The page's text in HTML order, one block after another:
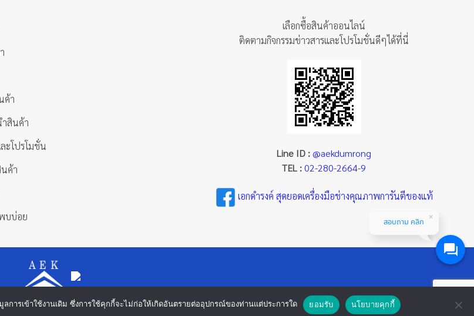
ค้า
สินค้า
ะโปรโมชั่น
ค้า
บบ่อย
เลือกซื้อสินค้าออนไลน์
ติดตามกิจกรรมข่าวสารและโปรโมชั่นดีๆได้ที่นี่
Line ID : @aekdumrong
TEL :02-280-2664-9
เอกดำรงค์ สุดยอดเครื่องมือช่างคุณภาพการันตีของแท้
2026 ©บริษัท เอกดำรงค์แมชชีนทูลส์ จำกัด
การเข้าใช้งานเดิม ซึ่งการใช้คุกกี้จะไม่ก่อให้เกิดอันตรายต่ออุปกรณ์ของท่านแต่ประการใด ยอมรับ นโยบายคุกกี้
สอบถาม คลิก